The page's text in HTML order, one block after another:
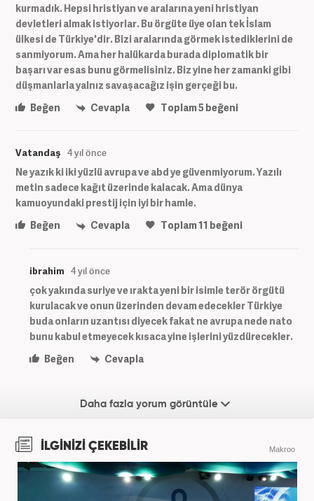
kurmadık. Hepsi hristiyan ve aralarına yeni hristiyan
devletleri almak istiyorlar. Bu örgüte üye olan tek İslam
ülkesi de Türkiye'dir. Bizi aralarında görmek istediklerini de
sanmiyorum. Ama her halükarda burada diplomatik bir
başarı var esas bunu görmelisiniz. Biz yine her zamanki gibi
düşmanlarla yalnız savaşacağız işin gerçeği bu.
Beğen
Cevapla Toplam5beğeni
Vatandaş 4 yıl önce
Ne yazık ki iki yüzlü avrupa ve abd ye güvenmiyorum. Yazılı
metin sadece kağıt üzerinde kalacak. Ama dünya
kamuoyundaki prestij için iyi bir hamle.
Beğen
Cevapla Toplam11 beğeni
ibrahim 4 yıl önce
çok yakında suriye ve ırakta yeni bir isimle terör örgütü
kurulacak ve onun üzerinden devam edecekler Türkiye
buda onların uzantısı diyecek fakat ne avrupa nede nato
bunu kabul etmeyecek kısaca yine işlerini yüzdürecekler.
Beğen
Cevapla
Daha fazla yorum görüntüle
İLGİNİZİ ÇEKEBİLİR Makroo